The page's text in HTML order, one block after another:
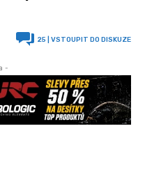
25 | VSTOUPIT DO DISKUZE
-